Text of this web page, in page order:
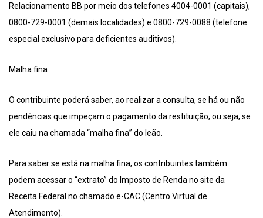
Relacionamento BB por meio dos telefones 4004-0001 (capitais),
0800-729-0001 (demais localidades) e 0800-729-0088 (telefone
especial exclusivo para deficientes auditivos).
Malha fina
O contribuinte poderá saber, ao realizar a consulta, se há ou não
pendências que impeçam o pagamento da restituição, ou seja, se
ele caiu na chamada “malha fina” do leão.
Para saber se está na malha fina, os contribuintes também
podem acessar o “extrato” do Imposto de Renda no site da
Receita Federal no chamado e-CAC (Centro Virtual de
Atendimento).